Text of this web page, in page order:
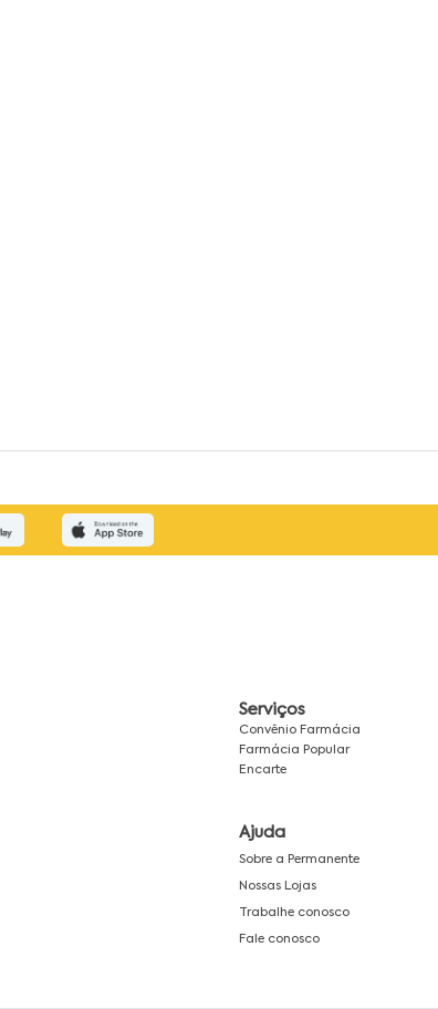
Serviços
Convênio Farmácia
Farmácia Popular
Encarte
Ajuda
Sobre a Permanente
Nossas Lojas
Trabalhe conosco
Fale conosco